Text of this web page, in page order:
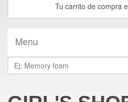
Tu carrito de compra
Menu